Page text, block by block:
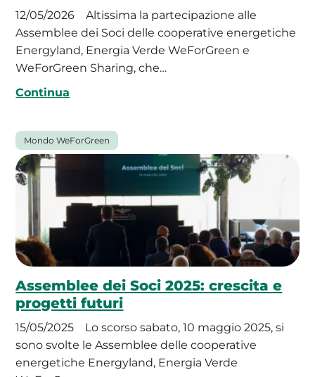
12/05/2026
Altissima la partecipazione alle
Assemblee dei Soci delle cooperative energetiche
Energyland, Energia Verde WeForGreen e
WeForGreen Sharing, che…
Continua
Mondo WeForGreen
Assemblee dei Soci 2025: crescita e
progetti futuri
15/05/2025
Lo scorso sabato, 10 maggio 2025, si
sono svolte le Assemblee delle cooperative
energetiche Energyland, Energia Verde